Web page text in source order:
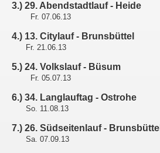
3.) 29. Abendstadtlauf - Heide
Fr. 07.06.13
4.) 13. Citylauf - Brunsbüttel
Fr. 21.06.13
5.) 24. Volkslauf - Büsum
Fr. 05.07.13
6.) 34. Langlauftag - Ostrohe
So. 11.08.13
7.) 26. Südseitenlauf - Brunsbüttel
Sa. 07.09.13